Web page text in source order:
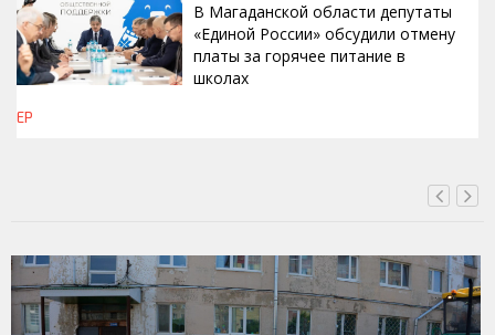
В Магаданской области депутаты
«Единой России» обсудили отмену
платы за горячее питание в
школах
ЕР